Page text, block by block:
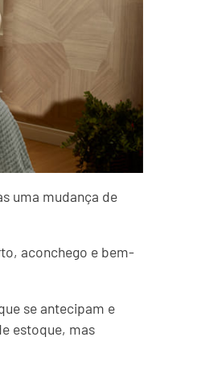
uma mudança de
aconchego e bem-
se antecipam e
estoque, mas